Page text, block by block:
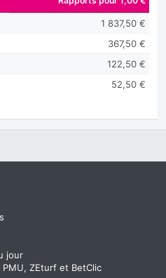
1 837,50 €
367,50 €
122,50 €
52,50 €
jour
ZEturf et BetClic